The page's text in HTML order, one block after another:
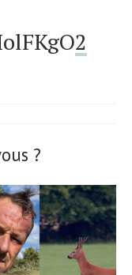
2
?